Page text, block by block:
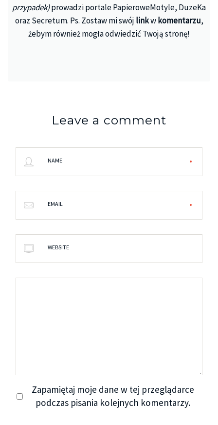
przypadek)prowadzi portale PapieroweMotyle, DuzeKa
oraz Secretum. Ps. Zostaw mi swój linkwkomentarzu,
żebym również mogła odwiedzić Twoją stronę!
Leave a comment
NAME
EMAIL
WEBSITE
Zapamiętaj moje dane w tej przeglądarce
podczas pisania kolejnych komentarzy.